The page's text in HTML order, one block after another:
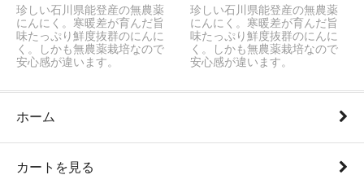
珍しい石川県能登産の無農薬
にんにく。寒暖差が育んだ旨
味たっぷり鮮度抜群のにんに
く。しかも無農薬栽培なので
安心感が違います。
珍しい石川県能登産の無農薬
にんにく。寒暖差が育んだ旨
味たっぷり鮮度抜群のにんに
く。しかも無農薬栽培なので
安心感が違います。
ホーム
カートを見る